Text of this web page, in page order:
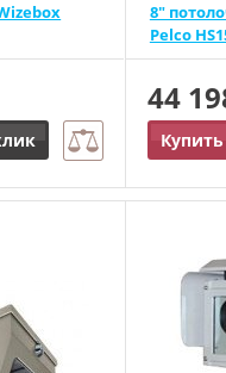
8"
Pelco
44
Купить